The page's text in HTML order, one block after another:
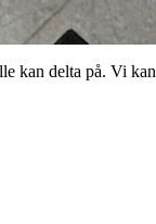
kan delta på. Vi kan